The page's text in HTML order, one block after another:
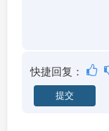
快捷回复：